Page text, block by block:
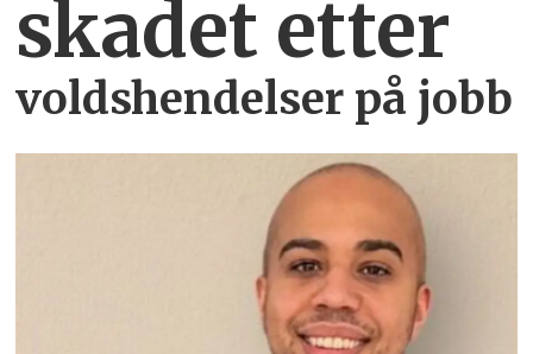
skadet etter
voldshendelser på jobb